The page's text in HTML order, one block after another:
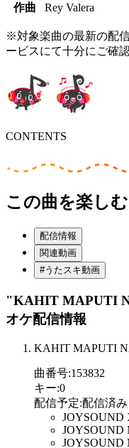
作曲
Rey Valera
※対象楽曲の最新の配
ービスにて十分にご確
CONTENTS
この曲を楽しむ
配信情報
関連動画
#うたスキ動画
"KAHIT MAPUTI
オケ配信情報
KAHIT MAPUTI
曲番号:153832
キー:0
配信予定:配信済み
JOYSOUND
JOYSOUND
JOYSOUND